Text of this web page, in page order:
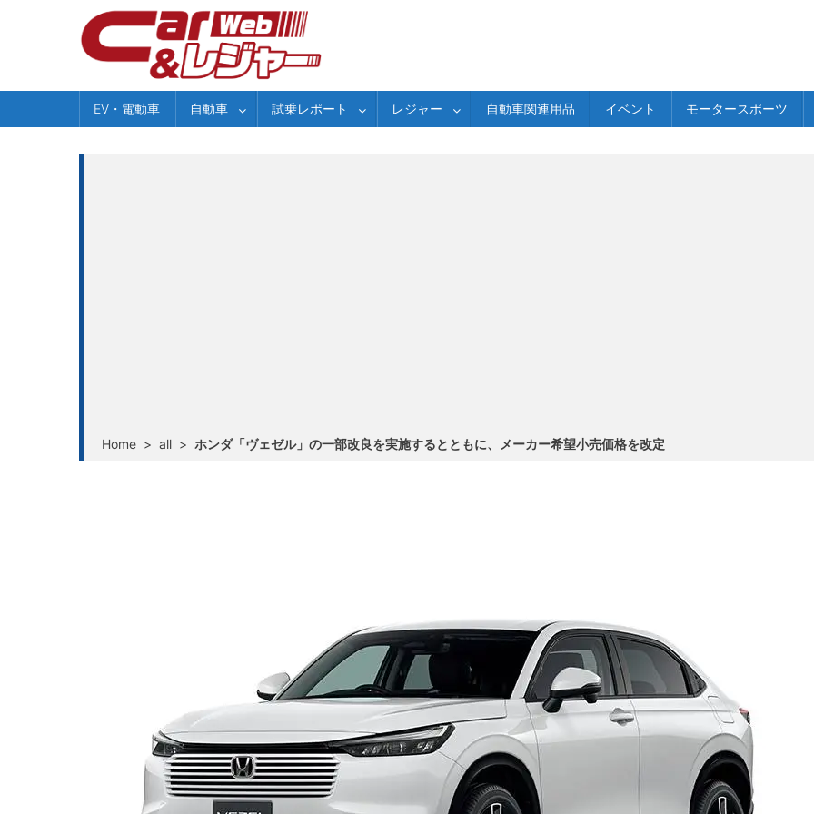
EV・電動車 自動車 試乗レポート レジャー 自動車関連用品 イベント モータースポーツ
Home > all > ホンダ「ヴェゼル」の一部改良を実施するとともに、メーカー希望小売価格を改定